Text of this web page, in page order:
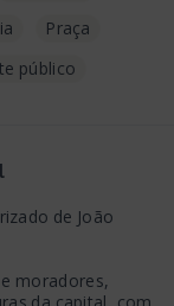
Praça
público
de João
moradores,